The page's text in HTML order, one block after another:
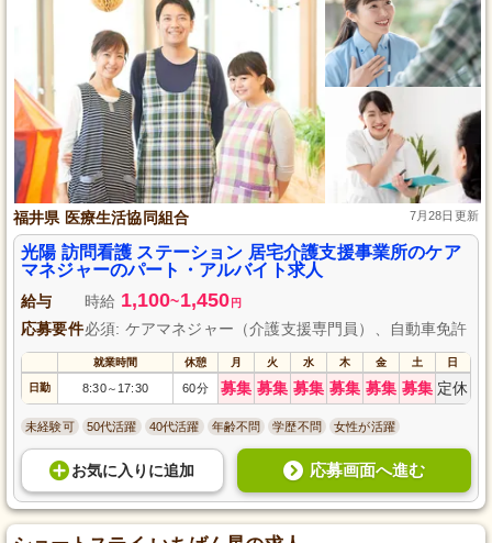
福井県 医療生活協同組合 7月28日更新
光陽 訪問看護 ステーション 居宅介護支援事業所のケア
マネジャーのパート・アルバイト求人
給与 時給 1,100~1,450 円
応募要件必須: ケアマネジャー（介護支援専門員）、自動車免許
就業時間 休憩 月 火 水 木 金 土 日
日勤 8:30～ 17:30 60分 募集 募集 募集 募集 募集 募集 定休
未経験可 50代活躍 40代活躍 年齢不問 学歴不問 女性が活躍
お気に入り に追加 応募画面へ進む